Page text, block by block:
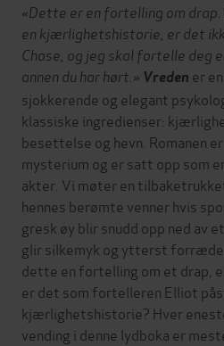
«Dette er en fortelling om
en kjærlighetshistorie, er det
Chase, og jeg skal fortelle deg
annen du har hørt.» Vreden er
sjokkerende og elegant
klassiske ingredienser:
besettelse og hevn. Romanen
mysterium og er satt opp som
akter. Vi møter en
hennes berømte venner hvis
gresk øy blir snudd opp ned av
glir silkemyk og ytterst
dette en fortelling om et drap,
er det som fortelleren Elliot
kjærlighetshistorie? Hver
vending i denne lydboka er